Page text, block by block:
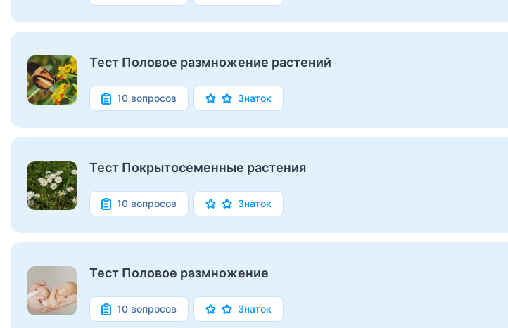
Тест Половое размножение растений
10 вопросов Знаток
Тест Покрытосеменные растения
10 вопросов Знаток
Тест Половое размножение
10 вопросов Знаток